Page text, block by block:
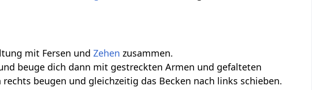
mit Fersen undZehen zusammen.
beuge dich dann mit gestreckten Armen und gefalteten
beugen und gleichzeitig das Becken nach links schieben.